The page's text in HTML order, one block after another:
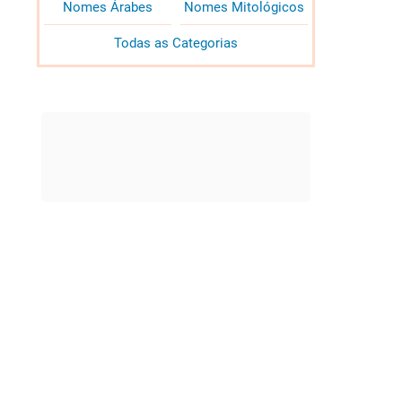
Nomes Árabes Nomes Mitológicos
Todas as Categorias